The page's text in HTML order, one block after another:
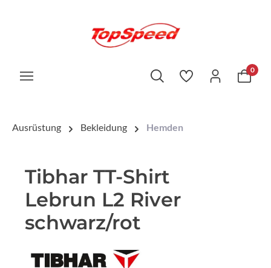
0
Ausrüstung Bekleidung Hemden
Tibhar TT-Shirt
Lebrun L2 River
schwarz/rot